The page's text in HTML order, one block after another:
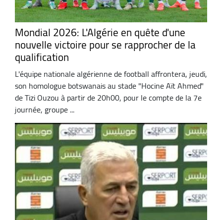
Mondial 2026: L'Algérie en quête d'une
nouvelle victoire pour se rapprocher de la
qualification
L'équipe nationale algérienne de football affrontera, jeudi,
son homologue botswanais au stade "Hocine Aït Ahmed"
de Tizi Ouzou à partir de 20h00, pour le compte de la 7e
journée, groupe ...